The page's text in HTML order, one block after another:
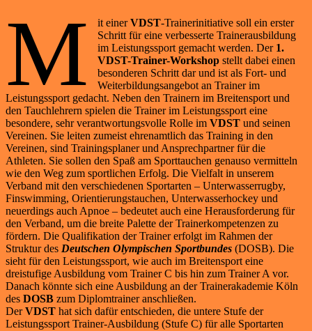
M it einerVDST-Trainer­initiative soll ein erster
Schritt für eine verbesserte Trainerausbildung
im Leistungssport gemacht werden. Der 1.
VDST-Trainer-Workshop stellt dabei einen
besonderen Schritt dar und ist als Fort- und
Weiterbildungsangebot an Trainer im
Leistungssport gedacht. Neben den Trainern im Breitensport und
den Tauchlehrern spielen die Trainer im Leistungssport eine
besondere, sehr verantwortungsvolle Rolle im VDST und seinen
Vereinen. Sie leiten zumeist ehrenamtlich das Training in den
Vereinen, sind Trainingsplaner und Ansprechpartner für die
Athleten. Sie sollen den Spaß am Sporttauchen genauso vermitteln
wie den Weg zum sportlichen Erfolg. Die Vielfalt in unserem
Verband mit den verschiedenen Sportarten – Unterwasserrugby,
Finswimming, Orientierungstauchen, Unterwasserhockey und
neuerdings auch Apnoe – bedeutet auch eine Herausforderung für
den Verband, um die breite Palette der Trainerkompetenzen zu
fördern. Die Qualifikation der Trainer erfolgt im Rahmen der
Struktur des Deutschen Olympischen Sportbundes (DOSB). Die
sieht für den Leistungssport, wie auch im Breitensport eine
dreistufige Ausbildung vom Trainer C bis hin zum Trainer A vor.
Danach könnte sich eine Ausbildung an der Trainerakademie Köln
des DOSB zum Diplomtrainer anschließen.
DerVDST hat sich dafür entschieden, die untere Stufe der
Leistungssport Trainer-Ausbildung (Stufe C) für alle Sportarten